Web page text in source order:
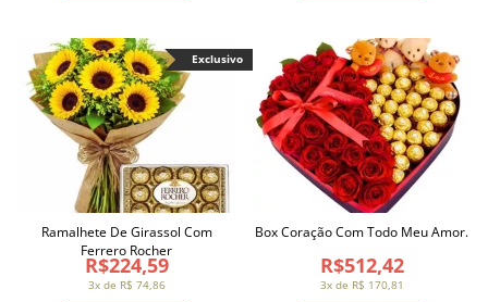
3x de R$ 74,86
R$224,59
Ramalhete De Girassol Com
Ferrero Rocher
Exclusivo
3x de R$ 170,81
R$512,42
Box Coração Com Todo Meu Amor.